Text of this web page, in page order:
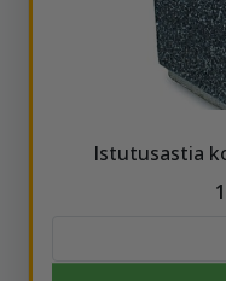
Istutusastia